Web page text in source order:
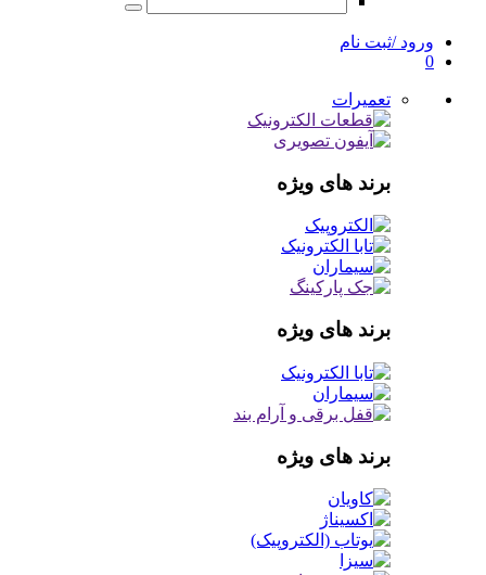
ورود /ثبت نام
0
تعمیرات
برند های ویژه
برند های ویژه
برند های ویژه